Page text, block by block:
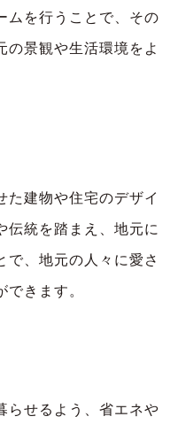
ムを行うことで、その
の景観や生活環境をよ
た建物や住宅のデザイ
伝統を踏まえ、地元に
で、地元の人々に愛さ
きます。
らせるよう、省エネや